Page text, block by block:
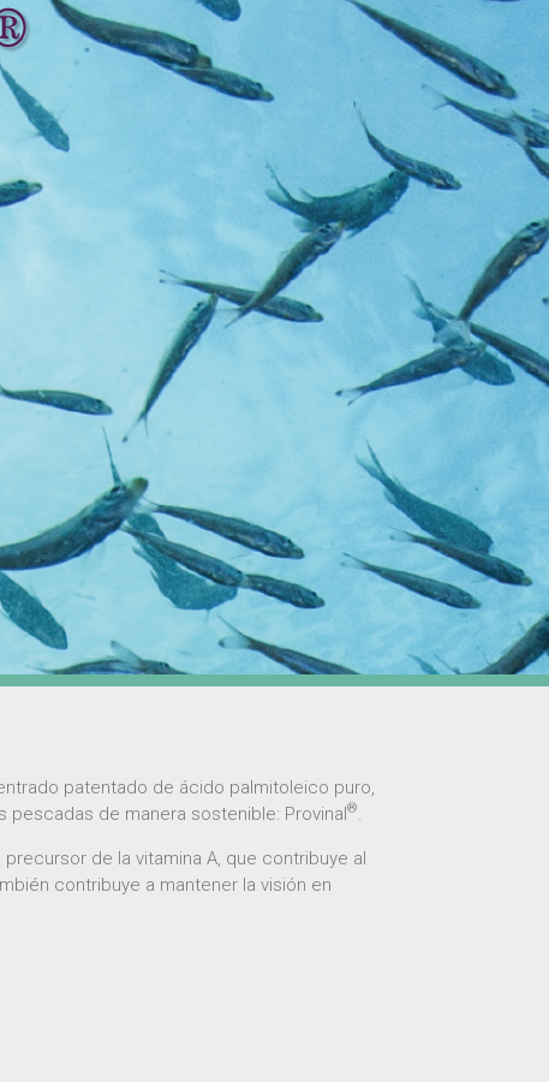
patentado de ácido palmitoleico puro,
de manera sostenible: Provinal®.
precursor de la vitamina A, que contribuye al
contribuye a mantener la visión en